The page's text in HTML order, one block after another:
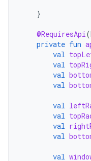
}
@RequiresApi(
private fun
val
val
val
val
val
val
val
val
val